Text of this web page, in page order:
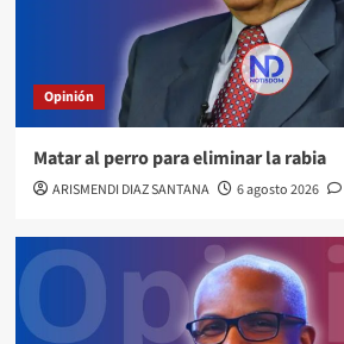
Opinión
Matar al perro para eliminar la rabia
ARISMENDI DIAZ SANTANA 6 agosto 2026